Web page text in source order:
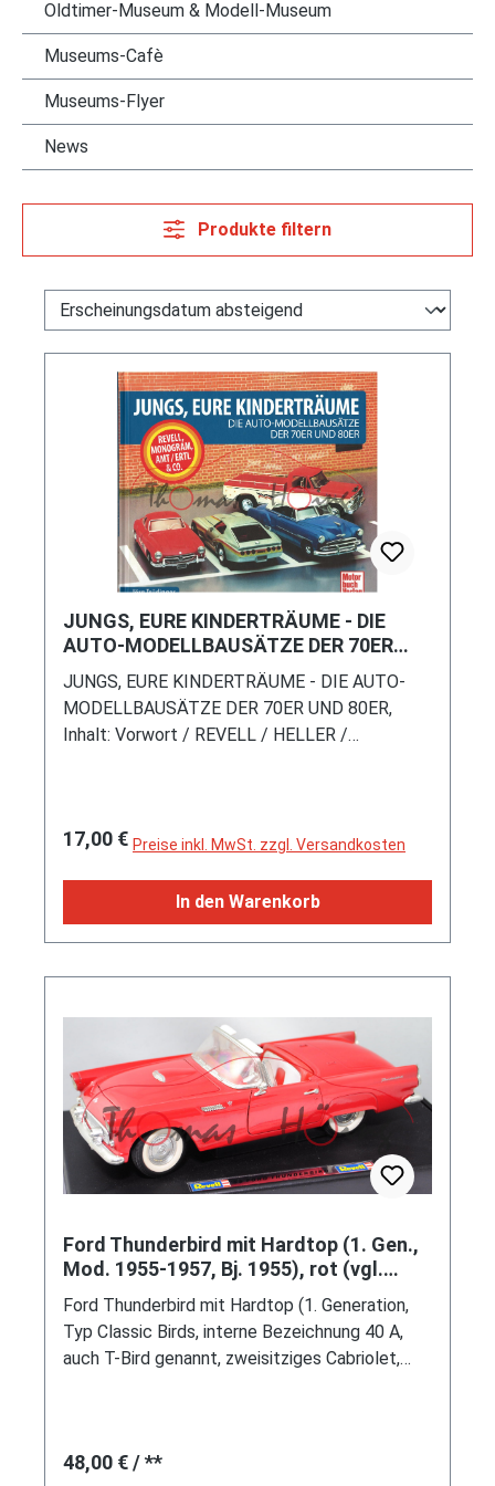
Oldtimer-Museum & Modell-Museum
Museums-Cafè
Museums-Flyer
News
Produkte filtern
JUNGS, EURE KINDERTRÄUME - DIE
AUTO-MODELLBAUSÄTZE DER 70ER
UND 80ER, Inhalt: u.a. REVELL / HELLER /
MONOGRAM / ..., Jörg Trüdinger
JUNGS, EURE KINDERTRÄUME - DIE AUTO-
MODELLBAUSÄTZE DER 70ER UND 80ER,
Inhalt: Vorwort / REVELL / HELLER /
Jörg Trüdinger, Motorbuch Verlag, 1. Auflage
mm, ISBN 978-3-613-04742-6 (EAN
9783613047426)
Regulärer Preis:
17,00 € Preise inkl. MwSt. zzgl. Versandkosten
In den Warenkorb
Ford Thunderbird mit Hardtop (1. Gen.,
Mod. 1955-1957, Bj. 1955), rot (vgl.
torch red), Revell, 1:18
Ford Thunderbird mit Hardtop (1. Generation,
Typ Classic Birds, interne Bezeichnung 40 A,
auch T-Bird genannt, zweisitziges Cabriolet,
hinteren Nummernschild, Reserverad im
Regulärer Preis:
48,00 €/ **